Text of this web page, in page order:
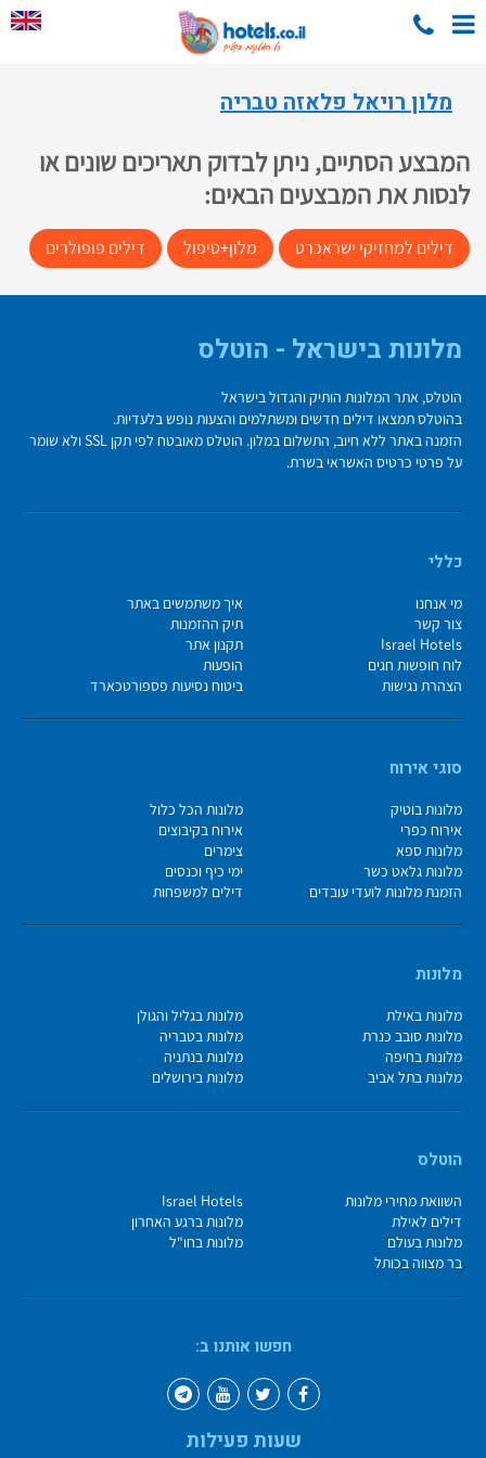
מלון רויאל פלאזה טבריה
המבצע הסתיים, ניתן לבדוק תאריכים שונים או
לנסות את המבצעים הבאים:
דילים למחזיקי ישראכרט מלון+טיפול דילים פופולרים
מלונות בישראל - הוטלס
הוטלס, אתר המלונות הותיק והגדול בישראל
בהוטלס תמצאו דילים חדשים ומשתלמים והצעות נופש בלעדיות.
הזמנה באתר ללא חיוב, התשלום במלון. הוטלס מאובטח לפי תקן SSL ולא שומר
על פרטי כרטיס האשראי בשרת.
כללי
מי אנחנו
איך משתמשים באתר
צור קשר
תיק ההזמנות
Israel Hotels
תקנון אתר
לוח חופשות חגים
הופעות
הצהרת נגישות
ביטוח נסיעות פספורטכארד
סוגי אירוח
מלונות בוטיק
מלונות הכל כלול
אירוח כפרי
אירוח בקיבוצים
מלונות ספא
צימרים
מלונות גלאט כשר
ימי כיף וכנסים
הזמנת מלונות לועדי עובדים
דילים למשפחות
מלונות
מלונות באילת
מלונות בגליל והגולן
מלונות סובב כנרת
מלונות בטבריה
מלונות בחיפה
מלונות בנתניה
מלונות בתל אביב
מלונות בירושלים
הוטלס
השוואת מחירי מלונות
Israel Hotels
דילים לאילת
מלונות ברגע האחרון
מלונות בעולם
מלונות בחו"ל
בר מצווה בכותל
חפשו אותנו ב:
שעות פעילות